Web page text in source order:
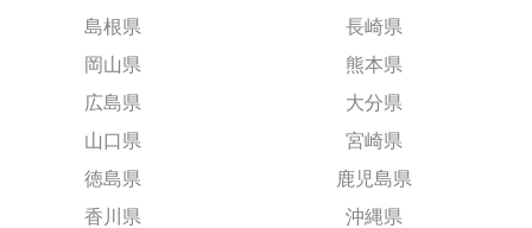
島根県
岡山県
広島県
山口県
徳島県
香川県
長崎県
熊本県
大分県
宮崎県
鹿児島県
沖縄県